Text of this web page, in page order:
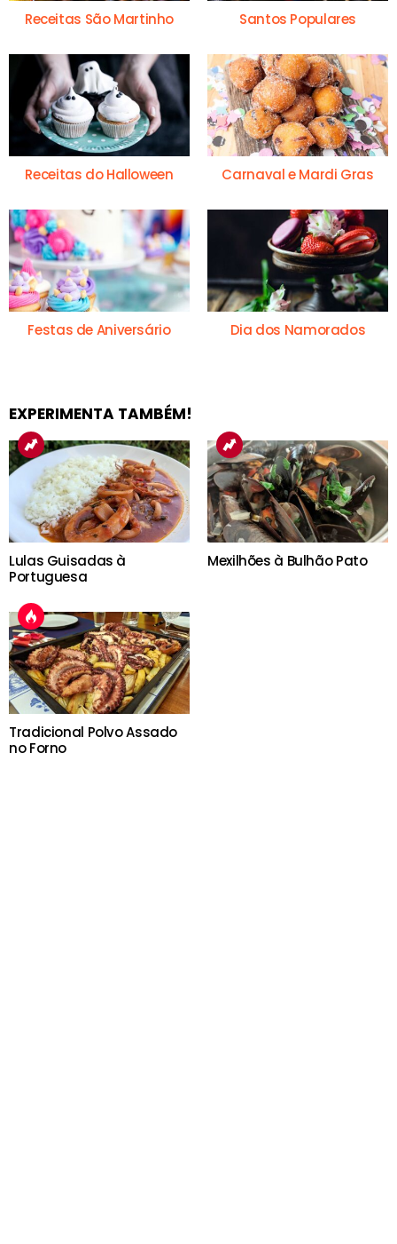
Receitas São Martinho Santos Populares
Receitas do Halloween Carnaval e Mardi Gras
Festas de Aniversário Dia dos Namorados
EXPERIMENTA TAMBÉM!
Lulas Guisadas à
Portuguesa
Mexilhões à Bulhão Pato
Tradicional Polvo Assado
no Forno